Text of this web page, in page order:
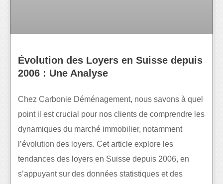
Évolution des Loyers en Suisse depuis
2006 : Une Analyse
Chez Carbonie Déménagement, nous savons à quel
point il est crucial pour nos clients de comprendre les
dynamiques du marché immobilier, notamment
l’évolution des loyers. Cet article explore les
tendances des loyers en Suisse depuis 2006, en
s’appuyant sur des données statistiques et des